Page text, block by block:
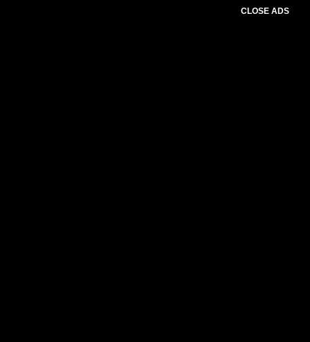
CLOSE ADS